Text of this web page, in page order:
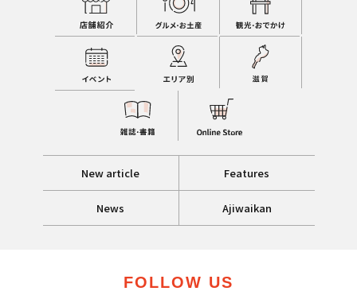
New article Features
News Ajiwaikan
FOLLOW US